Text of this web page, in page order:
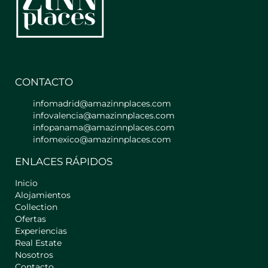
totalmente privado, salón y cocina
americana.
(nevera, horno, vitrocerámica, menaje,
cubertería, etc) separado de la
habitación por una estantería de
diseño.
gran y cómoda cama de matrimonio
Además, dispondrás de un completo
baño privado, totalmente equipado
(lavabo, WC, ducha de plato, etc) junto
a pack de toallas, champú, gel,
secador, etc.
CONTACTO
infomadrid@amazinnplaces.com
infovalencia@amazinnplaces.com
infopanama@amazinnplaces.com
infomexico@amazinnplaces.com
ENLACES RÁPIDOS
Inicio
Alojamientos
Collection
Ofertas
Experiencias
Real Estate
Nosotros